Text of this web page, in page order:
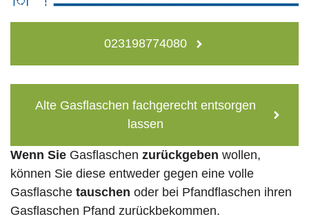
023198774080
Alte Gasflaschen fachgerecht entsorgen
lassen
Wenn Sie Gasflaschen zurückgeben wollen,
können Sie diese entweder gegen eine volle
Gasflasche tauschen oder bei Pfandflaschen ihren
Gasflaschen Pfand zurückbekommen.